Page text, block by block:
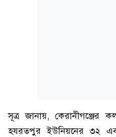
সূত্র জানায়, কেরানীগঞ্জের
হযরতপুর ইউনিয়নের ৩২